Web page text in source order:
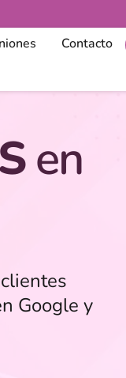
Contacto
en
Google y